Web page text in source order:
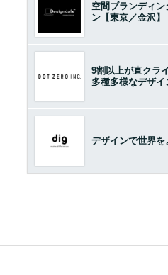
空間ブランディ
ン【東京／金沢】
9割以上が直クラ
多種多様なデザイ
デザインで世界を